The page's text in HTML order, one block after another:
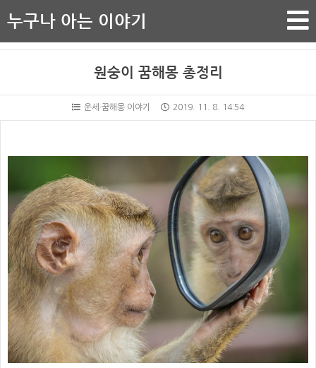
누구나 아는 이야기
원숭이 꿈해몽 총정리
운세·꿈해몽 이야기 2019. 11. 8. 14:54